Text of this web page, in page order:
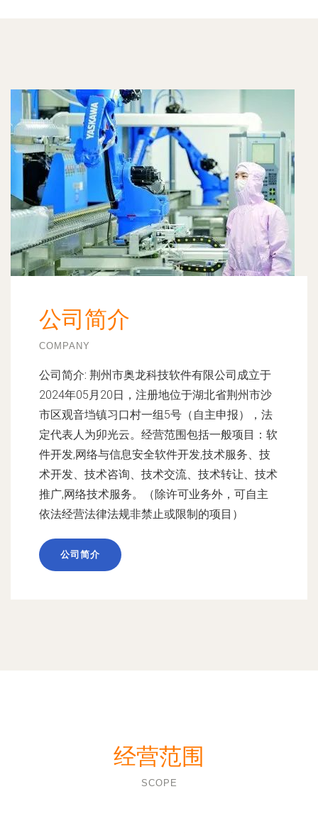
公司简介
COMPANY
公司简介: 荆州市奥龙科技软件有限公司成立于
2024年05月20日，注册地位于湖北省荆州市沙
市区观音垱镇习口村一组5号（自主申报），法
定代表人为卯光云。经营范围包括一般项目：软
件开发,网络与信息安全软件开发,技术服务、技
术开发、技术咨询、技术交流、技术转让、技术
推广,网络技术服务。（除许可业务外，可自主
依法经营法律法规非禁止或限制的项目）
公司简介
经营范围
SCOPE